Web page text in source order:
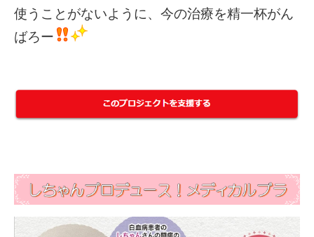
使うことがないように、今の治療を精一杯がん
ばろー